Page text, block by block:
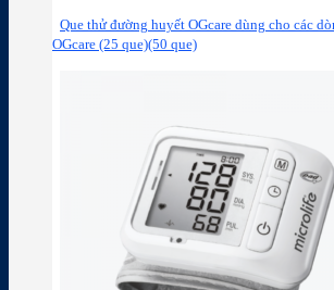
Que thử đường huyết OGcare dùng cho các
OGcare (25 que)(50 que)